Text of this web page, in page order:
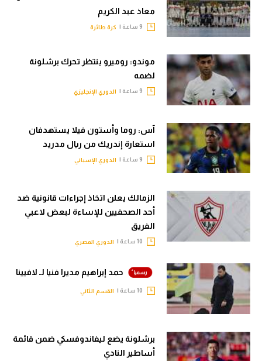
معاذ عبد الكريم
كرة طائرة
موندو: روميرو ينتظر تحرك برشلونة
لضمه
الدوري الإنجليزي
آس: روما وأستون فيلا يستهدفان
استعارة إندريك من ريال مدريد
الدوري الإسباني
الزمالك يعلن اتخاذ إجراءات قانونية ضد
أحد الصحفيين للإساءة لبعض لاعبي
الفريق
الدوري المصري
حمد إبراهيم مديرا فنيا لـ لافيينا
القسم الثاني
برشلونة يضع ليفاندوفسكي ضمن قائمة
أساطير النادي